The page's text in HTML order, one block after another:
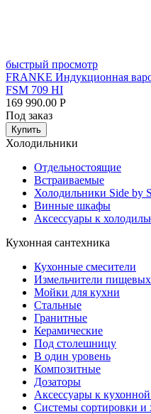
быстрый просмотр
FRANKE Индукционная
FSM 709 HI
169 990.00 Р
Под заказ
Купить
Холодильники
Отдельностоящие
Встраиваемые
Холодильники Side by
Винные шкафы
Аксессуары к
Кухонная сантехника
Кухонные смесители
Измельчители пищевых
Мойки для кухни
Стальные
Гранитные
Керамические
Под столешницу
В один уровень
Композитные
Дозаторы
Аксессуары к
Системы сортировки и